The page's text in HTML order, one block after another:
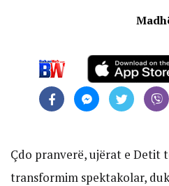
Çdo pranverë, ujërat e Detit
transformim spektakolar,